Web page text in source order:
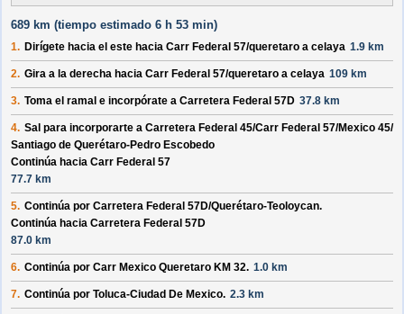
689 km (tiempo estimado 6 h 53 min)
1. Dirígete hacia el este hacia Carr Federal 57/queretaro a celaya 1.9 km
2. Gira a la derecha hacia Carr Federal 57/queretaro a celaya 109 km
3. Toma el ramal e incorpórate a Carretera Federal 57D 37.8 km
4. Sal para incorporarte a Carretera Federal 45/Carr Federal 57/Mexico 45/
Santiago de Querétaro-Pedro Escobedo
Continúa hacia Carr Federal 57
77.7 km
5. Continúa por Carretera Federal 57D/Querétaro-Teoloycan.
Continúa hacia Carretera Federal 57D
87.0 km
6. Continúa por Carr Mexico Queretaro KM 32. 1.0 km
7. Continúa por Toluca-Ciudad De Mexico. 2.3 km